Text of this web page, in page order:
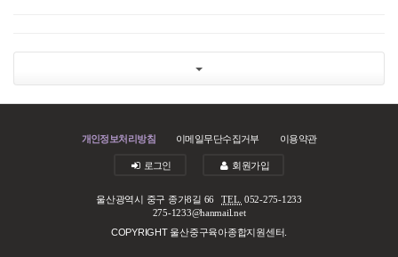
개인정보처리방침 이메일무단수집거부 이용약관
로그인 회원가입
울산광역시 중구 종가8길 66TEL. 052-275-1233
275-1233@hanmail.net
COPYRIGHT 울산중구육아종합지원센터.